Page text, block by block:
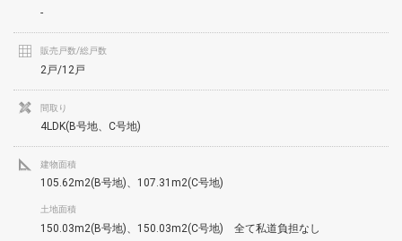
-
販売戸数/総戸数
2戸/12戸
間取り
4LDK(B号地、C号地)
建物面積
105.62m2(B号地)、107.31m2(C号地)
土地面積
150.03m2(B号地)、150.03m2(C号地) 全て私道負担なし